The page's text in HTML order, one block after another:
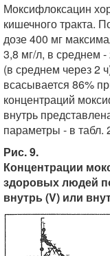
Моксифлоксацин
кишечного тракта.
дозе 400 мг
3,8 мг/л, в среднем -
(в среднем через 2
всасывается 86%
концентраций
внутрь
параметры - в табл.
Рис. 9.
Концентрации
здоровых людей
внутрь (V) или